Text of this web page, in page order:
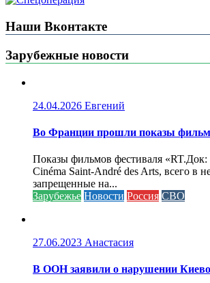
Наши Вконтакте
Зарубежные новости
24.04.2026 Евгений
Во Франции прошли показы
Показы фильмов фестиваля «RT.Док:
Cinéma Saint-André des Arts, всего в
запрещенные на...
Зарубежье Новости Россия СВО
27.06.2023 Анастасия
В ООН заявили о нарушении